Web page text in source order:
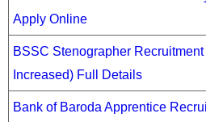
Apply Online
BSSC Stenographer
Increased) Full Details
Bank of Baroda Apprentice